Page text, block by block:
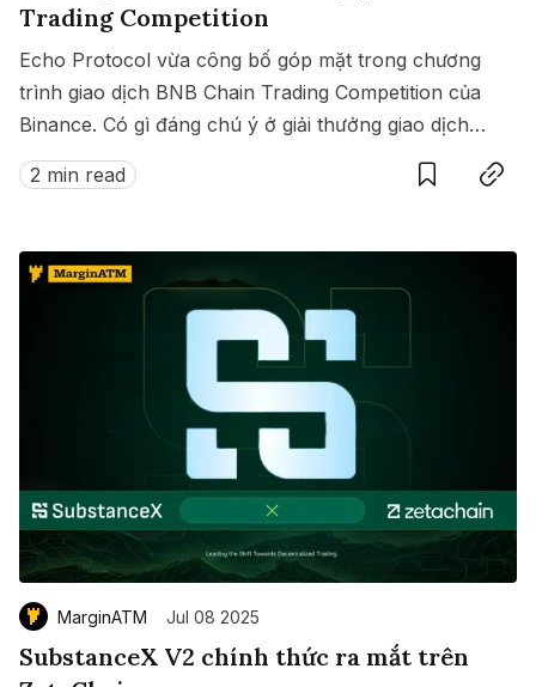
Trading Competition
Echo Protocol vừa công bố góp mặt trong chương
trình giao dịch BNB Chain Trading Competition của
Binance. Có gì đáng chú ý ở giải thưởng giao dịch
này?
2 min read
SaveCopy link
MarginATM Jul 08 2025
SubstanceX V2 chính thức ra mắt trên